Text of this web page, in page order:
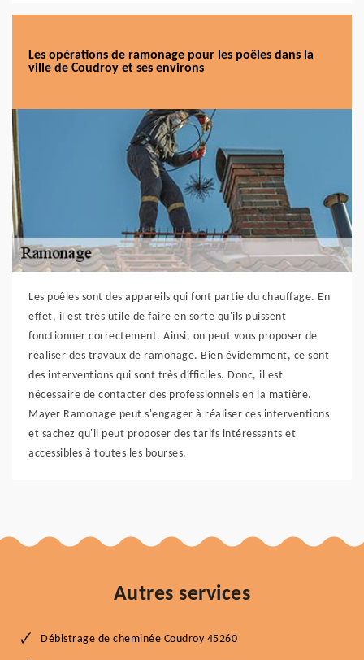
Les opérations de ramonage pour les poêles dans la
ville de Coudroy et ses environs
Les poêles sont des appareils qui font partie du chauffage. En
effet, il est très utile de faire en sorte qu'ils puissent
fonctionner correctement. Ainsi, on peut vous proposer de
réaliser des travaux de ramonage. Bien évidemment, ce sont
des interventions qui sont très difficiles. Donc, il est
nécessaire de contacter des professionnels en la matière.
Mayer Ramonage peut s'engager à réaliser ces interventions
et sachez qu'il peut proposer des tarifs intéressants et
accessibles à toutes les bourses.
Autres services
Débistrage de cheminée Coudroy 45260